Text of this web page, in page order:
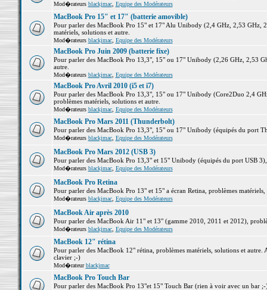
Mod�rateurs blackjmac, Equipe des Modérateurs
MacBook Pro 15" et 17" (batterie amovible)
Pour parler des MacBook Pro 15" et 17" Alu Unibody (2,4 GHz, 2,53 GHz,
matériels, solutions et autre.
Mod�rateurs blackjmac, Equipe des Modérateurs
MacBook Pro Juin 2009 (batterie fixe)
Pour parler des MacBook Pro 13,3", 15" ou 17" Unibody (2,26 GHz, 2,53
autre.
Mod�rateurs blackjmac, Equipe des Modérateurs
MacBook Pro Avril 2010 (i5 et i7)
Pour parler des MacBook Pro 13,3", 15" ou 17" Unibody (Core2Duo 2,4
problèmes matériels, solutions et autre.
Mod�rateurs blackjmac, Equipe des Modérateurs
MacBook Pro Mars 2011 (Thunderbolt)
Pour parler des MacBook Pro 13,3", 15" ou 17" Unibody (équipés du port
Mod�rateurs blackjmac, Equipe des Modérateurs
MacBook Pro Mars 2012 (USB 3)
Pour parler des MacBook Pro 13,3" et 15" Unibody (équipés du port USB
Mod�rateurs blackjmac, Equipe des Modérateurs
MacBook Pro Retina
Pour parler des MacBook Pro 13" et 15" a écran Retina, problèmes matériels,
Mod�rateurs blackjmac, Equipe des Modérateurs
MacBook Air après 2010
Pour parler des MacBook Air 11" et 13" (gamme 2010, 2011 et 2012),
Mod�rateurs blackjmac, Equipe des Modérateurs
MacBook 12" rétina
Pour parler des MacBook 12" rétina, problèmes matériels, solutions et
clavier ;-)
Mod�rateurblackjmac
MacBook Pro Touch Bar
Pour parler des MacBook Pro 13"et 15" Touch Bar (rien à voir avec un bar